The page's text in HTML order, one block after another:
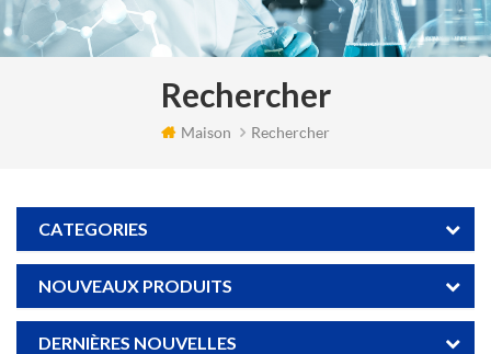
Rechercher
Maison Rechercher
CATEGORIES
NOUVEAUX PRODUITS
DERNIÈRES NOUVELLES